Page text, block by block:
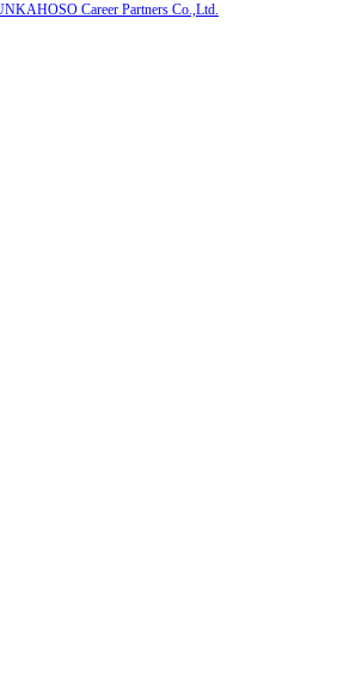
Career Partners Co.,Ltd.